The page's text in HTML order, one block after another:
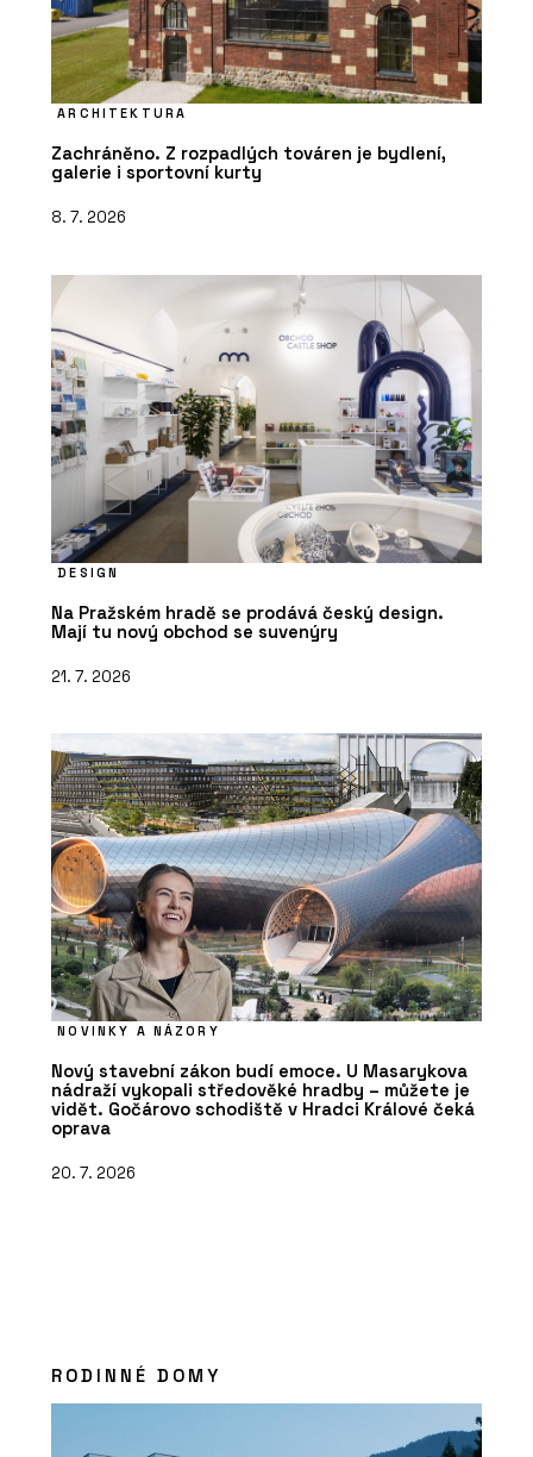
ARCHITEKTURA
Zachráněno. Z rozpadlých továren je bydlení,
galerie i sportovní kurty
8. 7. 2026
DESIGN
Na Pražském hradě se prodává český design.
Mají tu nový obchod se suvenýry
21. 7. 2026
NOVINKY A NÁZORY
Nový stavební zákon budí emoce. U Masarykova
nádraží vykopali středověké hradby – můžete je
vidět. Gočárovo schodiště v Hradci Králové čeká
oprava
20. 7. 2026
RODINNÉ DOMY